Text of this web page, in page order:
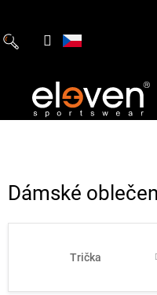
obsah
Dámské
Trička